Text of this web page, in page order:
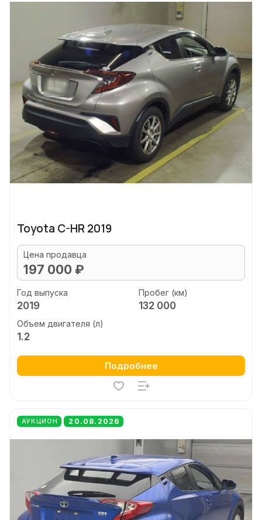
Toyota C-HR 2019
Цена продавца
197 000 ₽
Год выпуска
2019
Пробег (км)
132 000
Объем двигателя (л)
1.2
Подробнее
АУКЦИОН 20.08.2026